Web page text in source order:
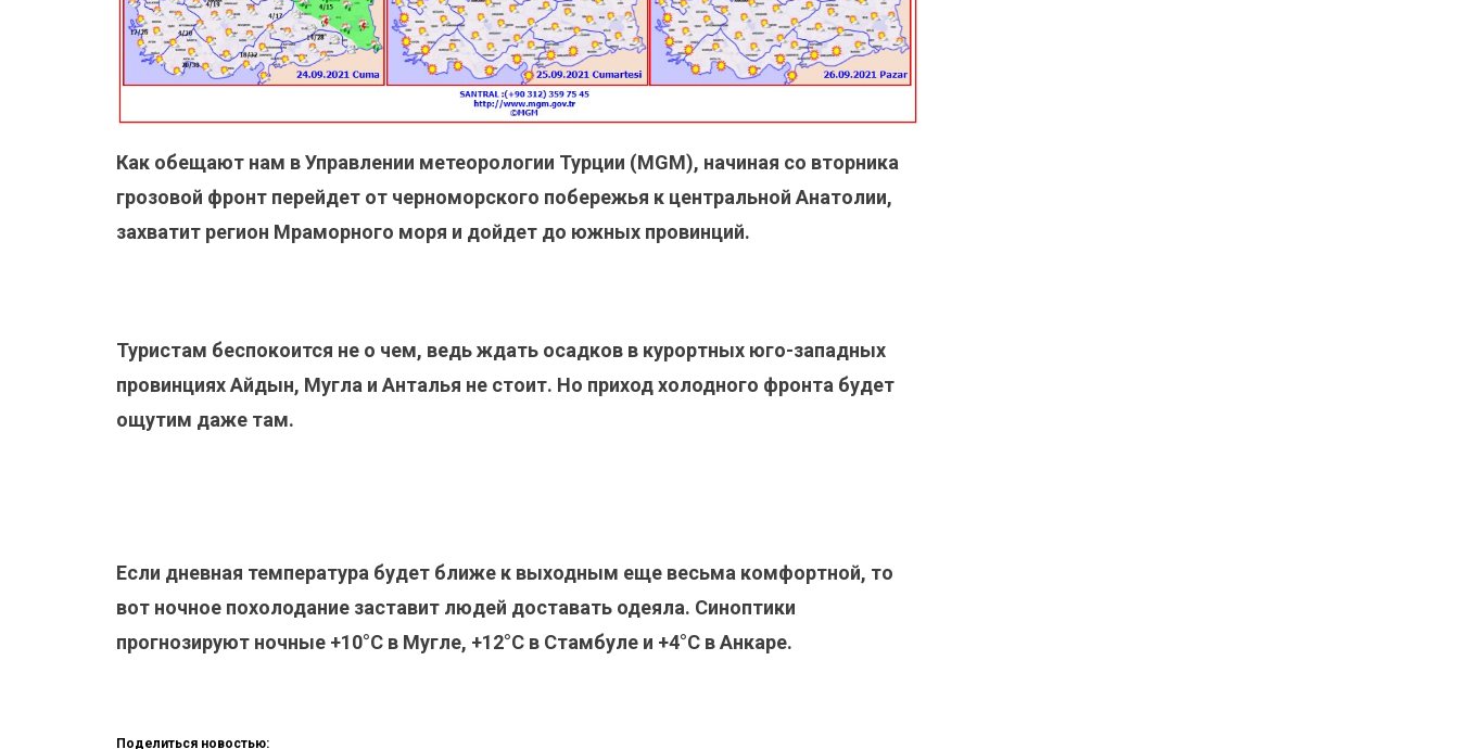
Как обещают нам в Управлении метеорологии Турции (MGM), начиная со вторника
грозовой фронт перейдет от черноморского побережья к центральной Анатолии,
захватит регион Мраморного моря и дойдет до южных провинций.
Туристам беспокоится не о чем, ведь ждать осадков в курортных юго-западных
провинциях Айдын, Мугла и Анталья не стоит. Но приход холодного фронта будет
ощутим даже там.
Если дневная температура будет ближе к выходным еще весьма комфортной, то
вот ночное похолодание заставит людей доставать одеяла. Синоптики
прогнозируют ночные +10°С в Мугле, +12°С в Стамбуле и +4°С в Анкаре.
Поделиться новостью: